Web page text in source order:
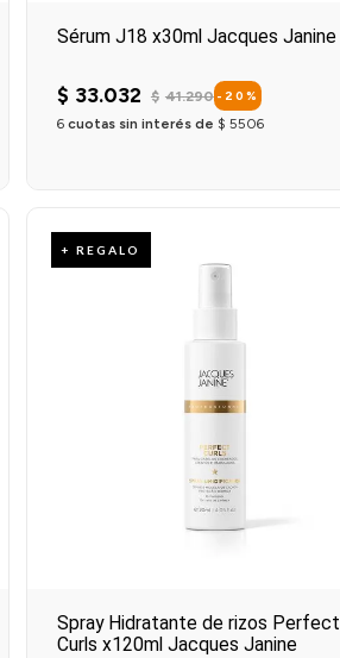
Sérum J18 x30ml Jacques Janine
$ 33.032 $ 41.290 - 20 %
6cuotas sin interés de $ 5506
+ REGALO
Spray Hidratante de rizos Perfect
Curls x120ml Jacques Janine